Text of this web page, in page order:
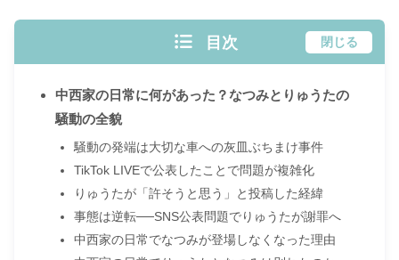
目次 閉じる
中西家の日常に何があった？なつみとりゅうたの
騒動の全貌
騒動の発端は大切な車への灰皿ぶちまけ事件
TikTok LIVEで公表したことで問題が複雑化
りゅうたが「許そうと思う」と投稿した経緯
事態は逆転──SNS公表問題でりゅうたが謝罪へ
中西家の日常でなつみが登場しなくなった理由